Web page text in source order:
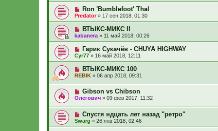
Ron 'Bumblefoot' Thal
Predator» 17 сен 2018, 01:30
ВТЫКС-МИКС II
kabanera » 11 май 2018, 00:26
Гарик Сукачёв - CHUYA HIGHWAY
Cyr77 » 16 май 2018, 12:11
ВТЫКС-МИКС 100
REBIK » 06 апр 2018, 09:31
Gibson vs Chibson
Олегович » 09 фев 2017, 11:32
Спустя ндцать лет назад "ретро"
Swarg » 26 янв 2018, 02:46